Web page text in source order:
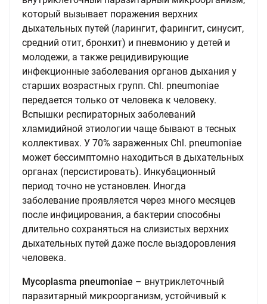
который вызывает поражения верхних
дыхательных путей (ларингит, фарингит, синусит,
средний отит, бронхит) и пневмонию у детей и
молодежи, а также рецидивирующие
инфекционные заболевания органов дыхания у
старших возрастных групп. Chl. pneumoniae
передается только от человека к человеку.
Вспышки респираторных заболеваний
хламидийной этиологии чаще бывают в тесных
коллективах. У 70% зараженных Chl. pneumoniae
может бессимптомно находиться в дыхательных
органах (персистировать). Инкубационный
период точно не установлен. Иногда
заболевание проявляется через много месяцев
после инфицирования, а бактерии способны
длительно сохраняться на слизистых верхних
дыхательных путей даже после выздоровления
человека.
Mycoplasma pneumoniae – внутриклеточный
паразитарный микроорганизм, устойчивый к